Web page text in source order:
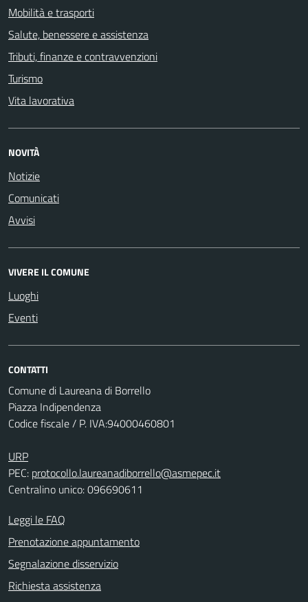
Mobilità e trasporti
Salute, benessere e assistenza
Tributi, finanze e contravvenzioni
Turismo
Vita lavorativa
NOVITÀ
Notizie
Comunicati
Avvisi
VIVERE IL COMUNE
Luoghi
Eventi
CONTATTI
Comune di Laureana di Borrello
Piazza Indipendenza
Codice fiscale / P. IVA:94000460801
URP
PEC: protocollo.laureanadiborrello@asmepec.it
Centralino unico: 096690611
Leggi le FAQ
Prenotazione appuntamento
Segnalazione disservizio
Richiesta assistenza